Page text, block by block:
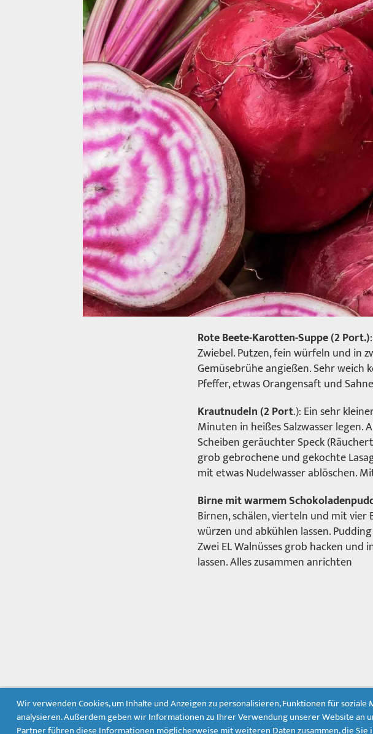
Wir verwenden Cookies, um Inhalte und Anzeigen zu personalisieren, Funktionen für
analysieren. Außerdem geben wir Informationen zu Ihrer Verwendung unserer Website an
Partner führen diese Informationen möglicherweise mit weiteren Daten zusammen, die
Rote Beete-Karotten-Suppe (2 Port.)
Zwiebel. Putzen, fein würfeln und in
Gemüsebrühe angießen. Sehr weich
Pfeffer, etwas Orangensaft und
Krautnudeln (2 Port.): Ein sehr
Minuten in heißes Salzwasser
Scheiben geräuchter Speck
grob gebrochene und gekochte
mit etwas Nudelwasser ablöschen.
Birne mit warmem
Birnen, schälen, vierteln und mit vier
würzen und abkühlen lassen.
Zwei EL Walnüsses grob hacken
lassen. Alles zusammen anrichten